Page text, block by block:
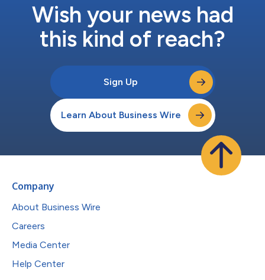
Wish your news had
this kind of reach?
Sign Up
Learn About Business Wire
Company
About Business Wire
Careers
Media Center
Help Center